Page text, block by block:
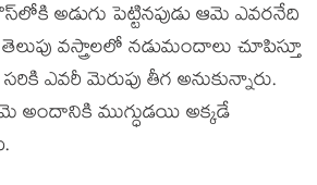
అడుగు పెట్టినపుడు ఆమె ఎవరనేది
వస్త్రాలలో నడుమందాలు చూపిస్తూ
ఎవరీ మెరుపు తీగ అనుకున్నారు.
అందానికి ముగ్ధుడయి అక్కడే